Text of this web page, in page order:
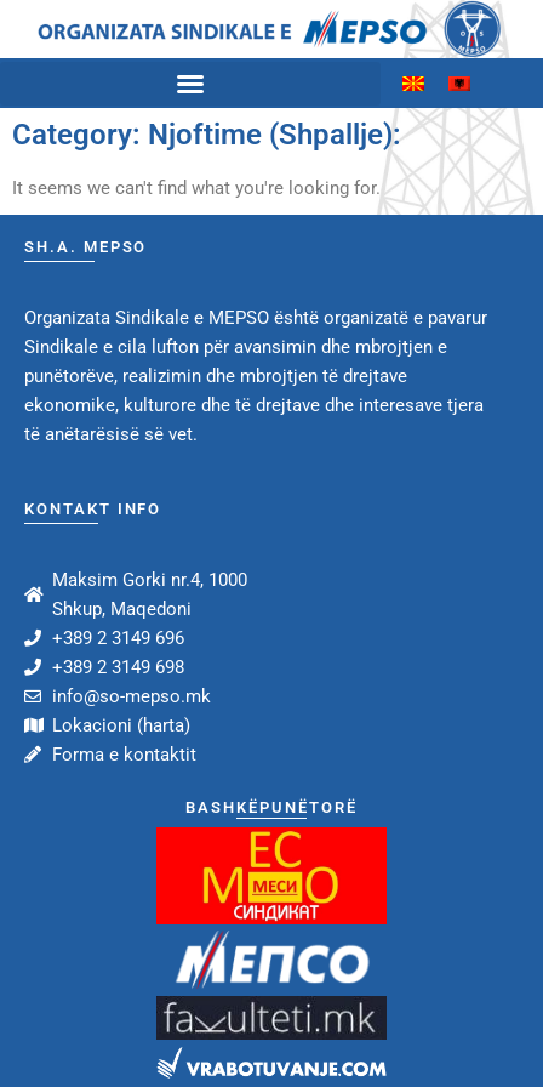
Category: Njoftime (Shpallje):
It seems we can't find what you're looking for.
SH.A. MEPSO
Organizata Sindikale e MEPSO është organizatë e pavarur
Sindikale e cila lufton për avansimin dhe mbrojtjen e
punëtorëve, realizimin dhe mbrojtjen të drejtave
ekonomike, kulturore dhe të drejtave dhe interesave tjera
të anëtarësisë së vet.
KONTAKT INFO
Maksim Gorki nr.4, 1000
Shkup, Maqedoni
+389 2 3149 696
+389 2 3149 698
info@so-mepso.mk
Lokacioni (harta)
Forma e kontaktit
BASHKËPUNËTORË